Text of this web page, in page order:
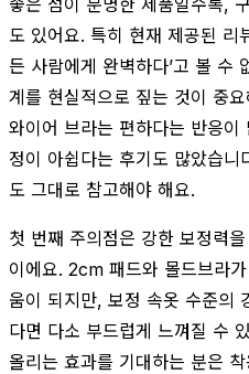
도 있어요. 특히 현재 제공된 리
든 사람에게 완벽하다’고 볼 수
계를 현실적으로 짚는 것이 중
와이어 브라는 편하다는 반응
정이 아쉽다는 후기도 많았습
도 그대로 참고해야 해요.
첫 번째 주의점은 강한 보정력
이에요. 2cm 패드와 몰드브라
움이 되지만, 보정 속옷 수준의
다면 다소 부드럽게 느껴질 수
올리는 효과를 기대하는 분은